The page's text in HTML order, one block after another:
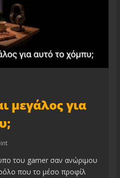
μεγάλος για
του gamer σαν ανώριμου
που το μέσο προφίλ